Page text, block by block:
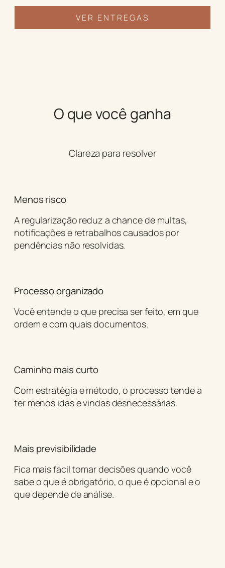
VER ENTREGAS
O que você ganha
Clareza para resolver
Menos risco
A regularização reduz a chance de multas,
notificações e retrabalhos causados por
pendências não resolvidas.
Processo organizado
Você entende o que precisa ser feito, em que
ordem e com quais documentos.
Caminho mais curto
Com estratégia e método, o processo tende a
ter menos idas e vindas desnecessárias.
Mais previsibilidade
Fica mais fácil tomar decisões quando você
sabe o que é obrigatório, o que é opcional e o
que depende de análise.